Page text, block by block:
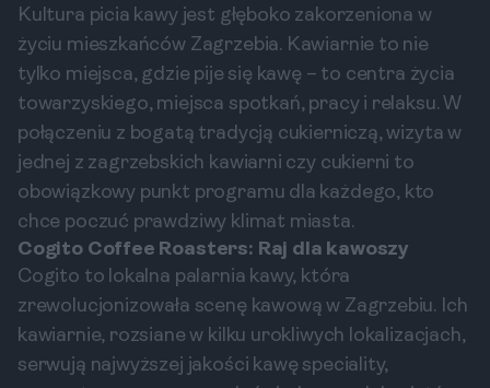
Kultura picia kawy jest głęboko zakorzeniona w
życiu mieszkańców Zagrzebia. Kawiarnie to nie
tylko miejsca, gdzie pije się kawę – to centra życia
towarzyskiego, miejsca spotkań, pracy i relaksu. W
połączeniu z bogatą tradycją cukierniczą, wizyta w
jednej z zagrzebskich kawiarni czy cukierni to
obowiązkowy punkt programu dla każdego, kto
chce poczuć prawdziwy klimat miasta.
Cogito Coffee Roasters: Raj dla kawoszy
Cogito to lokalna palarnia kawy, która
zrewolucjonizowała scenę kawową w Zagrzebiu. Ich
kawiarnie, rozsiane w kilku urokliwych lokalizacjach,
serwują najwyższej jakości kawę speciality,